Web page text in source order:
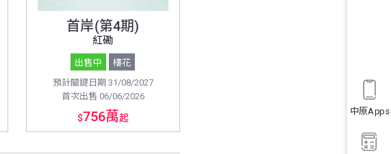
首岸(第4期)
紅磡
出售中
樓花
預計關鍵日期 31/08/2027
首次出售 06/06/2026
$756萬起
中原Apps